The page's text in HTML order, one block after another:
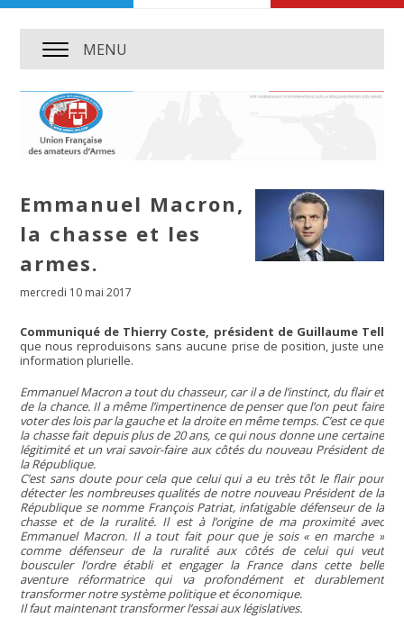
MENU
Emmanuel Macron,
la chasse et les
armes.
mercredi 10 mai 2017
Communiqué de Thierry Coste, président de Guillaume Tell
que nous reproduisons sans aucune prise de position, juste une
information plurielle.
Emmanuel Macron a tout du chasseur, car il a de l’instinct, du flair et
de la chance. Il a même l’impertinence de penser que l’on peut faire
voter des lois par la gauche et la droite en même temps. C’est ce que
la chasse fait depuis plus de 20 ans, ce qui nous donne une certaine
légitimité et un vrai savoir-faire aux côtés du nouveau Président de
la République.
C’est sans doute pour cela que celui qui a eu très tôt le flair pour
détecter les nombreuses qualités de notre nouveau Président de la
République se nomme François Patriat, infatigable défenseur de la
chasse et de la ruralité. Il est à l’origine de ma proximité avec
Emmanuel Macron. Il a tout fait pour que je sois « en marche »
comme défenseur de la ruralité aux côtés de celui qui veut
bousculer l’ordre établi et engager la France dans cette belle
aventure réformatrice qui va profondément et durablement
transformer notre système politique et économique.
Il faut maintenant transformer l’essai aux législatives.